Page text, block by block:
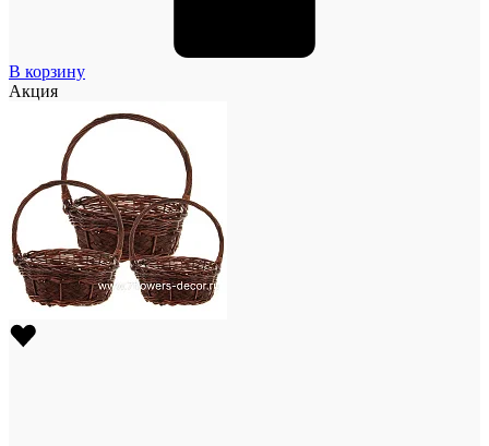
В корзину
Акция